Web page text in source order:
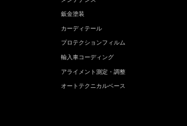
鈑金塗装
カーディテール
プロテクションフィルム
輸入車コーディング
アライメント測定・調整
オートテクニカルベース